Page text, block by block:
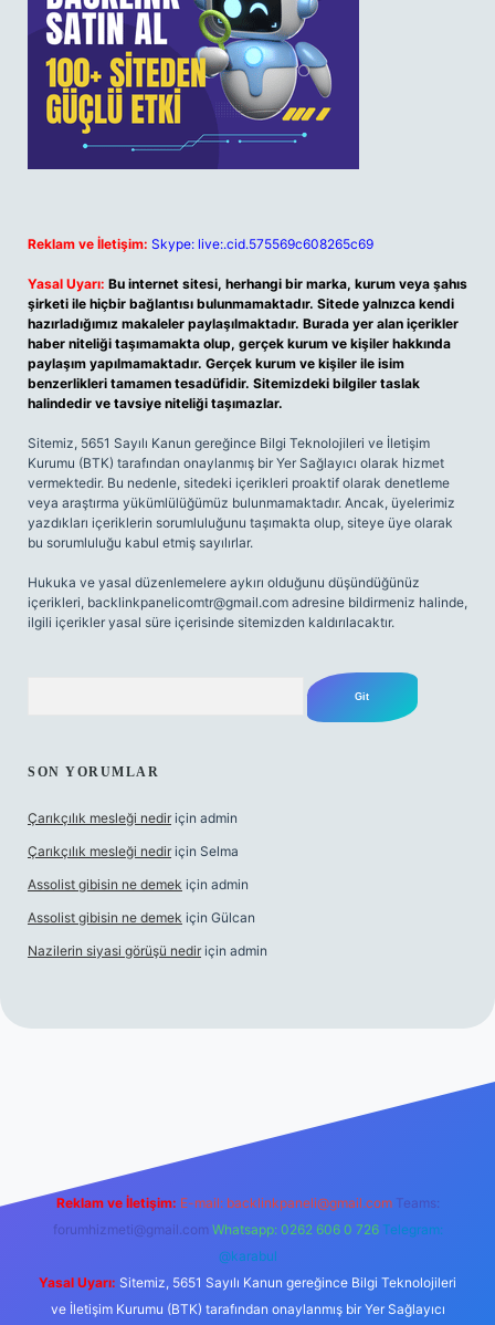
Reklam ve İletişim: Skype: live:.cid.575569c608265c69
Yasal Uyarı: Bu internet sitesi, herhangi bir marka, kurum veya şahıs
şirketi ile hiçbir bağlantısı bulunmamaktadır. Sitede yalnızca kendi
hazırladığımız makaleler paylaşılmaktadır. Burada yer alan içerikler
haber niteliği taşımamakta olup, gerçek kurum ve kişiler hakkında
paylaşım yapılmamaktadır. Gerçek kurum ve kişiler ile isim
benzerlikleri tamamen tesadüfidir. Sitemizdeki bilgiler taslak
halindedir ve tavsiye niteliği taşımazlar.
Sitemiz, 5651 Sayılı Kanun gereğince Bilgi Teknolojileri ve İletişim
Kurumu (BTK) tarafından onaylanmış bir Yer Sağlayıcı olarak hizmet
vermektedir. Bu nedenle, sitedeki içerikleri proaktif olarak denetleme
veya araştırma yükümlülüğümüz bulunmamaktadır. Ancak, üyelerimiz
yazdıkları içeriklerin sorumluluğunu taşımakta olup, siteye üye olarak
bu sorumluluğu kabul etmiş sayılırlar.
Hukuka ve yasal düzenlemelere aykırı olduğunu düşündüğünüz
içerikleri, backlinkpanelicomtr@gmail.com adresine bildirmeniz halinde,
ilgili içerikler yasal süre içerisinde sitemizden kaldırılacaktır.
SON YORUMLAR
Çarıkçılık mesleği nedir için admin
Çarıkçılık mesleği nedir için Selma
Assolist gibisin ne demek için admin
Assolist gibisin ne demek için Gülcan
Nazilerin siyasi görüşü nedir için admin
Reklam ve İletişim: E-mail: backlinkpaneli@gmail.com Teams:
forumhizmeti@gmail.com Whatsapp: 0262 606 0 726 Telegram:
@karabul
Yasal Uyarı: Sitemiz, 5651 Sayılı Kanun gereğince Bilgi Teknolojileri
ve İletişim Kurumu (BTK) tarafından onaylanmış bir Yer Sağlayıcı